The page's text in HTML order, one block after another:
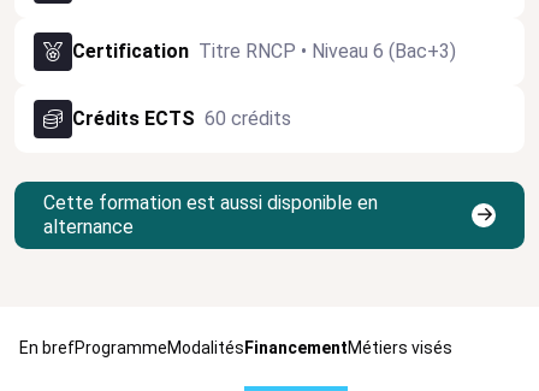
Certification Titre RNCP • Niveau 6 (Bac+3)
Crédits ECTS 60 crédits
Cette formation est aussi disponible en
alternance
En brefProgrammeModalitésFinancementMétiers visés